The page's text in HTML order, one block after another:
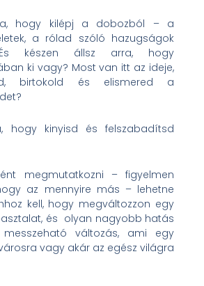
hogy kilépj a dobozból – a
a rólad szóló hazugságok
készen állsz arra, hogy
ki vagy? Most van itt az ideje,
birtokold és elismered a
hogy kinyisd és felszabadítsd
megmutatkozni – figyelmen
az mennyire más – lehetne
kell, hogy megváltozzon egy
és olyan nagyobb hatás
messzeható változás, ami egy
vagy akár az egész világra